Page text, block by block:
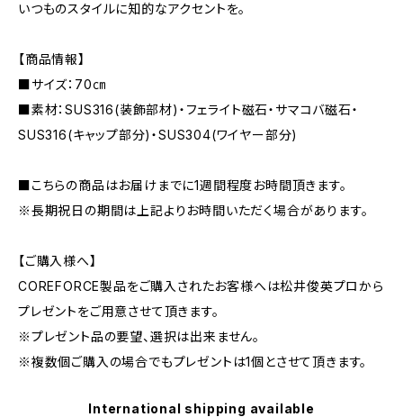
いつものスタイルに知的なアクセントを。
【商品情報】
■サイズ：70㎝
■素材：SUS316(装飾部材)・フェライト磁石・サマコバ磁石・
SUS316(キャップ部分)・SUS304(ワイヤー部分)
■こちらの商品はお届けまでに1週間程度お時間頂きます。
※長期祝日の期間は上記よりお時間いただく場合があります。
【ご購入様へ】
COREFORCE製品をご購入されたお客様へは松井俊英プロから
プレゼントをご用意させて頂きます。
※プレゼント品の要望、選択は出来ません。
※複数個ご購入の場合でもプレゼントは1個とさせて頂きます。
International shipping available